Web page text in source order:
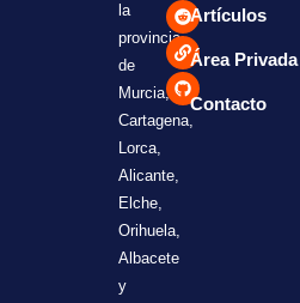
la
provincia
de
Murcia,
Cartagena,
Lorca,
Alicante,
Elche,
Orihuela,
Albacete
y
Artículos
Área Privada
Contacto